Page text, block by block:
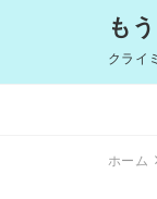
も
クライ
ホーム